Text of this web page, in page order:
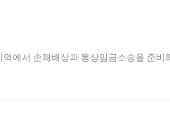
에서 손해배상과 통상임금소송을 준비